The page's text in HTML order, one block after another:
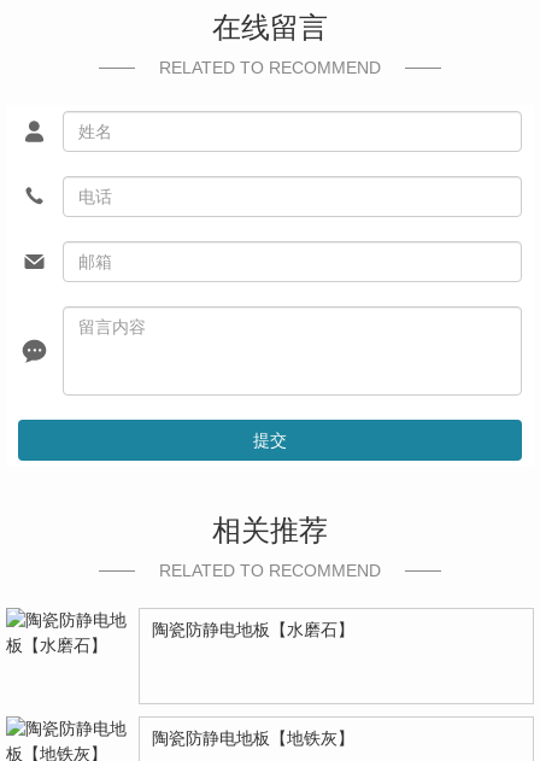
在线留言
RELATED TO RECOMMEND
提交
相关推荐
RELATED TO RECOMMEND
陶瓷防静电地板【水磨石】
陶瓷防静电地板【地铁灰】